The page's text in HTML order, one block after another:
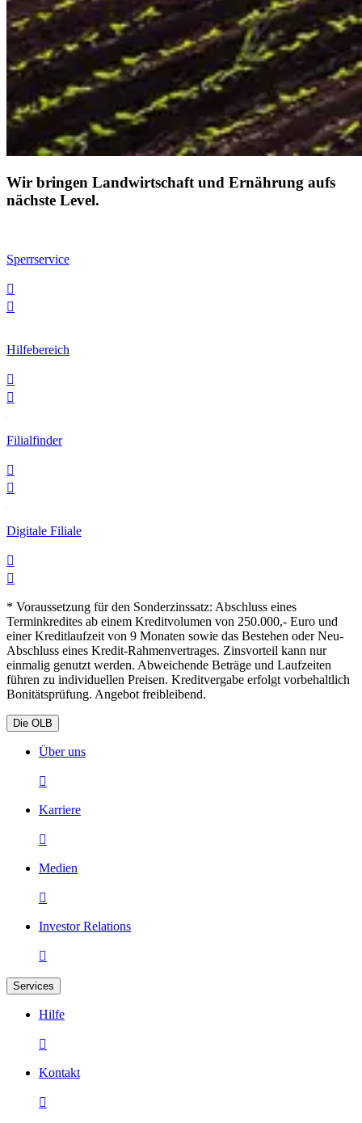
Wir bringen Landwirtschaft und Ernährung aufs
nächste Level.
Sperrservice


Hilfebereich


Filialfinder


Digitale Filiale


* Voraussetzung für den Sonderzinssatz: Abschluss eines
Terminkredites ab einem Kreditvolumen von 250.000,- Euro und
einer Kreditlaufzeit von 9 Monaten sowie das Bestehen oder Neu-
Abschluss eines Kredit-Rahmenvertrages. Zinsvorteil kann nur
einmalig genutzt werden. Abweichende Beträge und Laufzeiten
führen zu individuellen Preisen. Kreditvergabe erfolgt vorbehaltlich
Bonitätsprüfung. Angebot freibleibend.
Die OLB
Über uns

Karriere

Medien

Investor Relations

Services
Hilfe

Kontakt
